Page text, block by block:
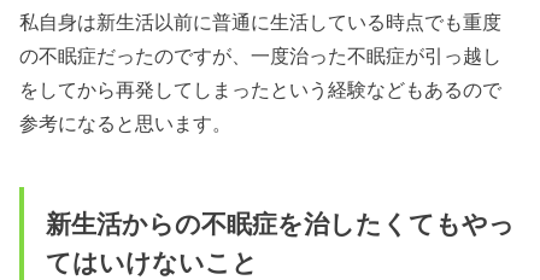
私自身は新生活以前に普通に生活している時点でも重度
の不眠症だったのですが、一度治った不眠症が引っ越し
をしてから再発してしまったという経験などもあるので
参考になると思います。
新生活からの不眠症を治したくてもやっ
てはいけないこと